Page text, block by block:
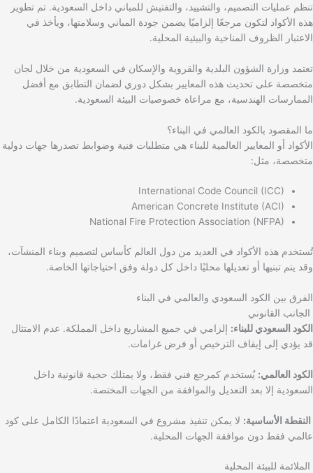
تنظم عمليات التصميم، والتشييد، والتفتيش للمباني داخل السعودية. تم تطوير
هذه الأكواد لتكون مرجعًا إلزاميًا يضمن جودة المباني وسلامتها، ويأخذ في
الاعتبار الظروف المناخية والبيئية المحلية.
تعتمد وزارة الشؤون البلدية والقروية والإسكان في السعودية من خلال لجان
متخصصة على تحديث هذه المعايير بشكل دوري لضمان التطابق مع أفضل
الممارسات الهندسية، مع مراعاة خصوصيات البيئة السعودية.
ما المقصود بالكود العالمي في البناء؟
الأكواد أو المعايير العالمية للبناء هي متطلبات فنية وضوابط تصدرها جهات دولية
متخصصة، مثل:
International Code Council (ICC)
American Concrete Institute (ACI)
National Fire Protection Association (NFPA)
تُستخدم هذه الأكواد في العديد من دول العالم كأساس لتصميم وبناء المنشآت،
وقد يتم تبنيها أو تعديلها محليًا داخل كل دولة وفق احتياجاتها الخاصة.
الفرق بين الكود السعودي والعالمي في البناء
الجانب القانوني
الكود السعودي للبناء: إلزامي في جميع المشاريع داخل المملكة. عدم الامتثال
قد يؤدي إلى إيقاف الترخيص أو فرض غرامات.
الكود العالمي: يُستخدم كمرجع فني فقط، ولا يمتلك حجية قانونية داخل
السعودية إلا بعد التعديل والموافقة من الجهات المختصة.
النقطة الأساسية: لا يمكن تنفيذ مشروع في السعودية اعتمادًا الكامل على كود
عالمي فقط دون موافقة الجهات المحلية.
الملائمة للبيئة المحلية